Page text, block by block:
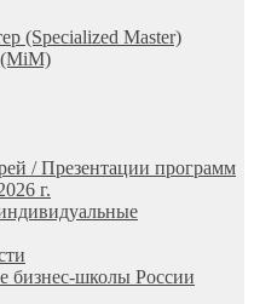
(Specialized Master)
/ Презентации программ
г.
бизнес-школы России